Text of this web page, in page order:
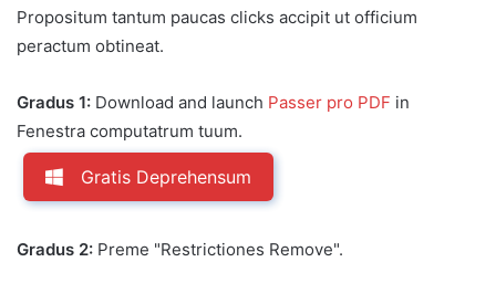
Propositum tantum paucas clicks accipit ut officium
peractum obtineat.
Gradus 1: Download and launch Passer pro PDF in
Fenestra computatrum tuum.
Gratis Deprehensum
Gradus 2: Preme "Restrictiones Remove".